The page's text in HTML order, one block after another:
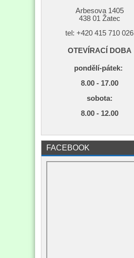
Arbesova 1405
438 01 Žatec
tel: +420 415 710 026
OTEVÍRACÍ DOBA
pondělí-pátek:
8.00 - 17.00
sobota:
8.00 - 12.00
FACEBOOK